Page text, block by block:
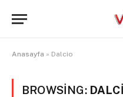
Anasayfa » Dalcio
BROWSING: